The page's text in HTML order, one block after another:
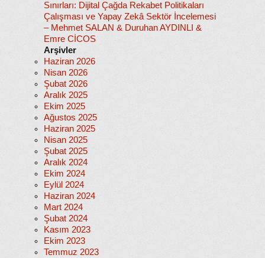
Sınırları: Dijital Çağda Rekabet Politikaları
Çalışması ve Yapay Zekâ Sektör İncelemesi
– Mehmet SALAN & Duruhan AYDINLI &
Emre CİCOS
Arşivler
Haziran 2026
Nisan 2026
Şubat 2026
Aralık 2025
Ekim 2025
Ağustos 2025
Haziran 2025
Nisan 2025
Şubat 2025
Aralık 2024
Ekim 2024
Eylül 2024
Haziran 2024
Mart 2024
Şubat 2024
Kasım 2023
Ekim 2023
Temmuz 2023